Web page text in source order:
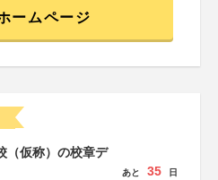
ームページ
（仮称）の校章デ
あと 35 日